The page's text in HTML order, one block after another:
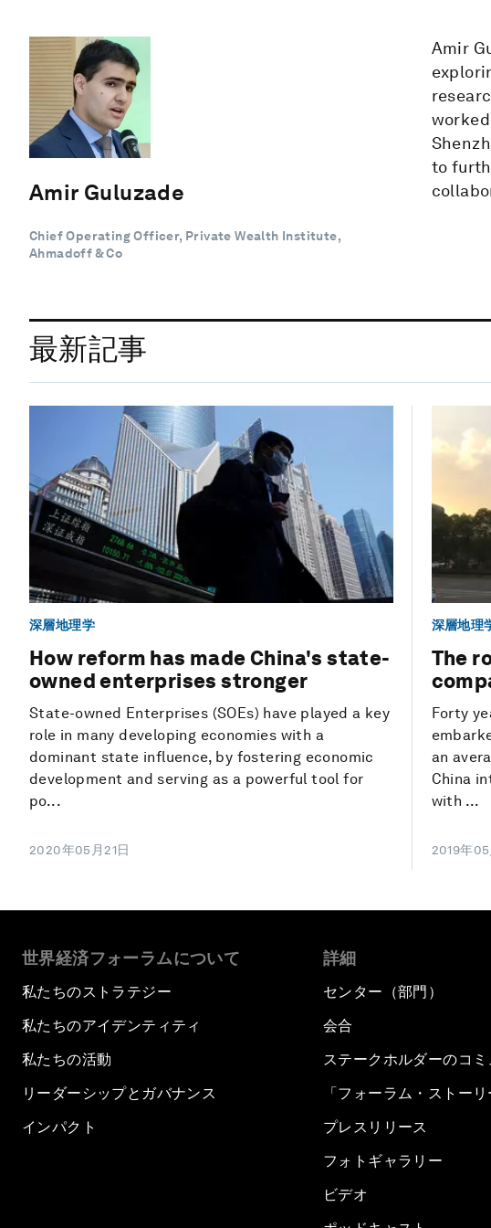
Amir Guluzade
Chief Operating Officer, Private Wealth Institute,
Ahmadoff & Co
Amir
to
最新記事
深層地理学
How reform has made China's state-
owned enterprises stronger
State-owned Enterprises (SOEs) have played a key
role in many developing economies with a
dominant state influence, by fostering economic
development and serving as a powerful tool for
po...
2020年05月21日
深層地理
The
Forty
an
China
with ...
2019年
世界経済フォーラムについて
私たちのストラテジー
私たちのアイデンティティ
私たちの活動
リーダーシップとガバナンス
インパクト
詳細
センター（部門）
会合
ステークホルダーのコミ
「フォーラム・ストーリ
プレスリリース
フォトギャラリー
ビデオ